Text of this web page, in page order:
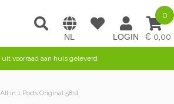
0,00
0
uit voorraad aan huis geleverd
in 1 Pods Original 58st